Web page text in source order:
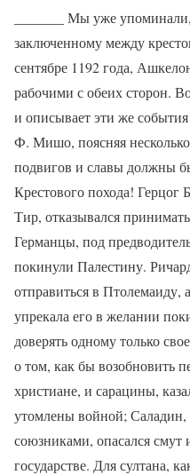
_______ Мы уже
заключенному между
сентябре 1192 года,
рабочими с обеих сторон.
и описывает эти же
Ф. Мишо, поясняя
подвигов и славы должны
Крестового похода! Герцог
Тир, отказывался
Германцы, под
покинули Палестину.
отправиться в Птолемаиду,
упрекала его в желании
доверять одному только
о том, как бы возобновить
христиане, и сарацины,
утомлены войной;
союзниками, опасался смут
государстве. Для султана,